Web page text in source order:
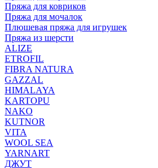
Пряжа для ковриков
Пряжа для мочалок
Плюшевая пряжа для игрушек
Пряжа из шерсти
ALIZE
ETROFIL
FIBRA NATURA
GAZZAL
HIMALAYA
KARTOPU
NAKO
KUTNOR
VITA
WOOL SEA
YARNART
ДЖУТ